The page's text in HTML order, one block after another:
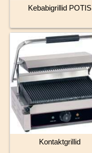
Kebabigrillid POTIS
Kontaktgrillid